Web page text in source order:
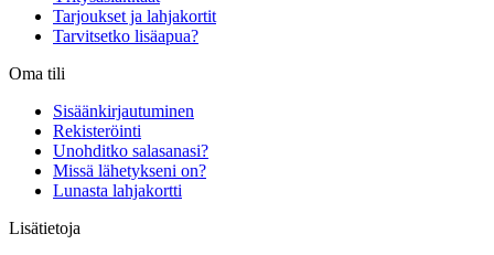
Tarjoukset ja lahjakortit
Tarvitsetko lisäapua?
Oma tili
Sisäänkirjautuminen
Rekisteröinti
Unohditko salasanasi?
Missä lähetykseni on?
Lunasta lahjakortti
Lisätietoja